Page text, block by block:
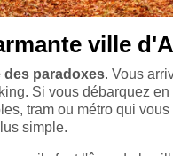
ville
des paradoxes. Vous
Si vous débarquez
tram ou métro qui
simple.